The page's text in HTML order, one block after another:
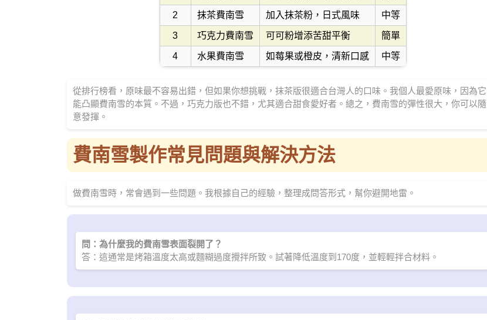
2 抹茶費南雪 加入抹茶粉，日式風味 中等
3 巧克力費南雪 可可粉增添苦甜平衡 簡單
4 水果費南雪 如莓果或橙皮，清新口感 中等
從排行榜看，原味最不容易出錯，但如果你想挑戰，抹茶版很適合台灣人的口味。我個人最愛原味，因為它
能凸顯費南雪的本質。不過，巧克力版也不錯，尤其適合甜食愛好者。總之，費南雪的彈性很大，你可以隨
意發揮。
費南雪製作常見問題與解決方法
做費南雪時，常會遇到一些問題。我根據自己的經驗，整理成問答形式，幫你避開地雷。
問：為什麼我的費南雪表面裂開了？
答：這通常是烤箱溫度太高或麵糊過度攪拌所致。試著降低溫度到170度，並輕輕拌合材料。